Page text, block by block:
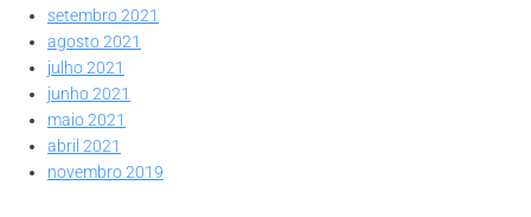
setembro 2021
agosto 2021
julho 2021
junho 2021
maio 2021
abril 2021
novembro 2019